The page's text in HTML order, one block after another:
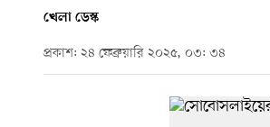
খেলা ডেস্ক
প্রকাশ: ২৪ ফেব্রুয়ারি ২০২৫, ০৩: ৩৪